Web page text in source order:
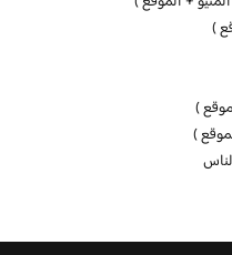
)
)
)